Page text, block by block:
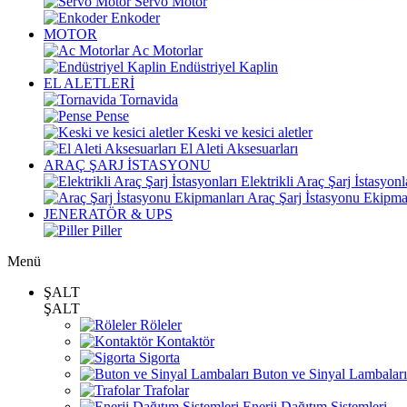
Enkoder
MOTOR
Ac Motorlar
Endüstriyel Kaplin
EL ALETLERİ
Tornavida
Pense
Keski ve kesici aletler
El Aleti Aksesuarları
ARAÇ ŞARJ İSTASYONU
Elektrikli Araç Şarj
Araç Şarj İstasyonu
JENERATÖR & UPS
Piller
Menü
ŞALT
ŞALT
Röleler
Kontaktör
Sigorta
Buton ve Sinyal Lambaları
Trafolar